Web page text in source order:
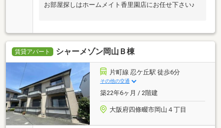
お部屋探しはホームメイト香里園店にお任せ下さい♪
賃貸アパート シャーメゾン岡山Ｂ棟
片町線 忍ケ丘駅 徒歩6分
その他の交通
築22年6ヶ月 / 2階建
大阪府四條畷市岡山４丁目